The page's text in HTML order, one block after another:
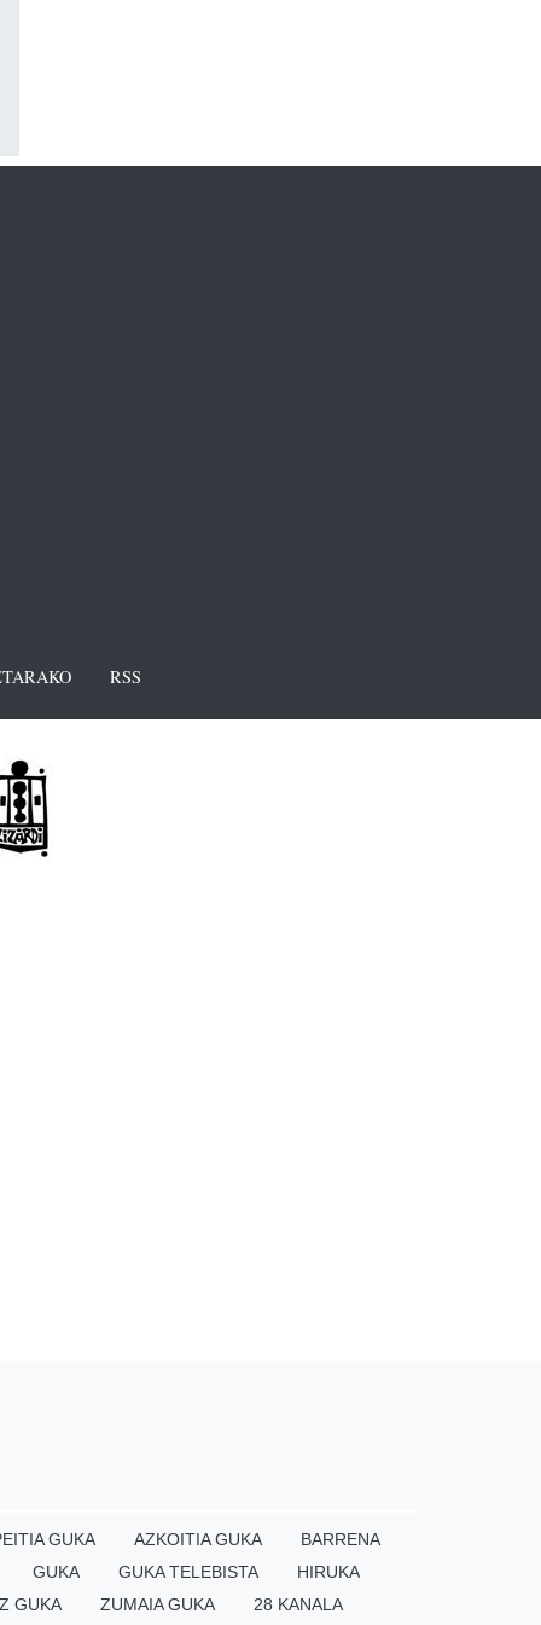
RSS
GUKA AZKOITIA GUKA
BARRENA
GUKA GUKA TELEBISTA
HIRUKA
GUKA ZUMAIA GUKA 28 KANALA